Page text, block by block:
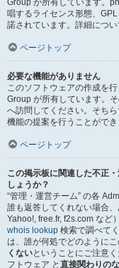
Group が所有しています。
唱するライセンス形態、
諾されています。詳細につ
ページトップ
必要な機能がありません
このソフトウェアの作成を
Group が所有しています。
へ訪問してください。そち
機能の提案を行うことができ
ページトップ
この掲示板に関連した不正
しょうか？
“管理・運営チーム” の各
誰も返答してくれない場合
Yahoo!, free.fr, f2s.com など
whois lookup 検索で調べて
は、誰が何処でどのように
くないということにご注意
フトウェア と 直接関わりの